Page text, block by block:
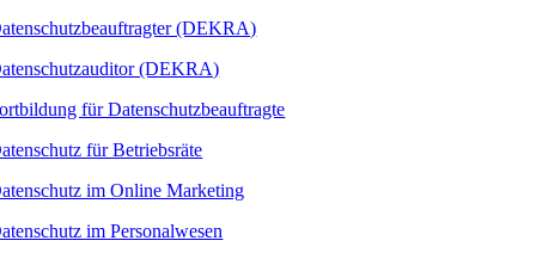
(DEKRA)
(DEKRA)
für Datenschutzbeauftragte
für Betriebsräte
im Online Marketing
im Personalwesen